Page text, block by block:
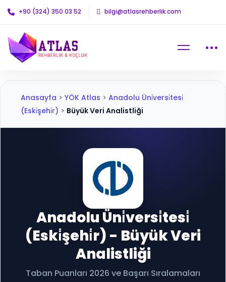
+90 (324) 350 03 52 bilgi@atlasrehberlik.com
Anasayfa > YÖK Atlas > Anadolu Üni̇versi̇tesi̇
(Eski̇şehi̇r) > Büyük Veri Analistliği
Anadolu Üni̇versi̇tesi̇
(Eski̇şehi̇r) - Büyük Veri
Analistliği
Taban Puanları 2026 ve Başarı Sıralamaları